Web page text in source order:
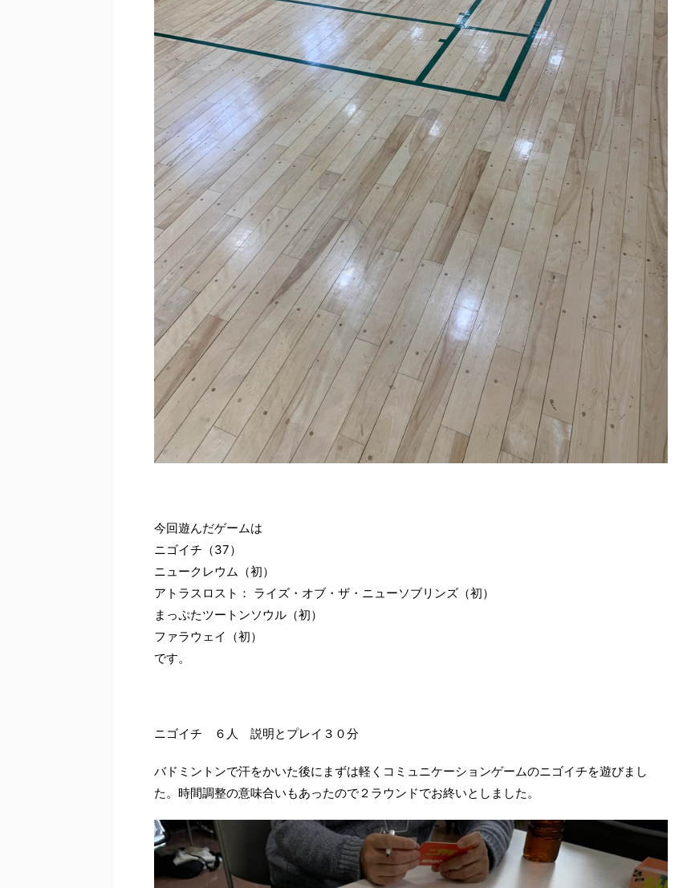
今回遊んだゲームは
ニゴイチ（37）
ニュークレウム（初）
アトラスロスト： ライズ・オブ・ザ・ニューソブリンズ（初）
まっぷたツートンソウル（初）
ファラウェイ（初）
です。
ニゴイチ ６人 説明とプレイ３０分
バドミントンで汗をかいた後にまずは軽くコミュニケーションゲームのニゴイチを遊びまし
た。時間調整の意味合いもあったので２ラウンドでお終いとしました。